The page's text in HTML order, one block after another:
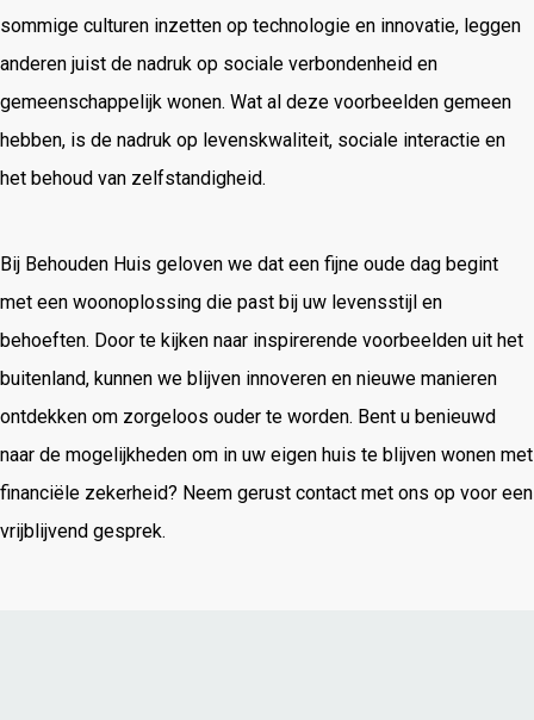
sommige culturen inzetten op technologie en innovatie, leggen
anderen juist de nadruk op sociale verbondenheid en
gemeenschappelijk wonen. Wat al deze voorbeelden gemeen
hebben, is de nadruk op levenskwaliteit, sociale interactie en
het behoud van zelfstandigheid.
Bij Behouden Huis geloven we dat een fijne oude dag begint
met een woonoplossing die past bij uw levensstijl en
behoeften. Door te kijken naar inspirerende voorbeelden uit het
buitenland, kunnen we blijven innoveren en nieuwe manieren
ontdekken om zorgeloos ouder te worden. Bent u benieuwd
naar de mogelijkheden om in uw eigen huis te blijven wonen met
financiële zekerheid? Neem gerust contact met ons op voor een
vrijblijvend gesprek.